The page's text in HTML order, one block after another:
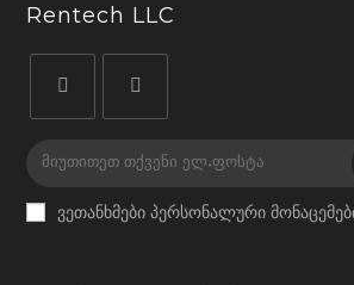
Rentech LLC
in
new
in
new
ვეთანხმები პერსონალური